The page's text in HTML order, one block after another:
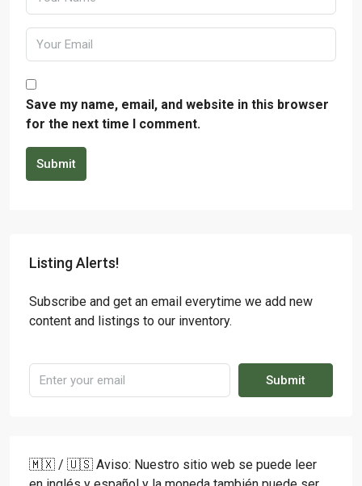
Save my name, email, and website in this browser
for the next time I comment.
Submit
Listing Alerts!
Subscribe and get an email everytime we add new
content and listings to our inventory.
Submit
🇲🇽 / 🇺🇸 Aviso: Nuestro sitio web se puede leer